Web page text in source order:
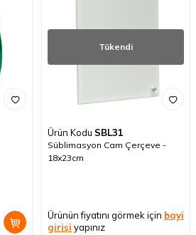
Tükendi
Ürün Kodu SBL31
Süblimasyon Cam Çerçeve -
18x23cm
Ürünün fiyatını görmek için bayi
girişi yapınız